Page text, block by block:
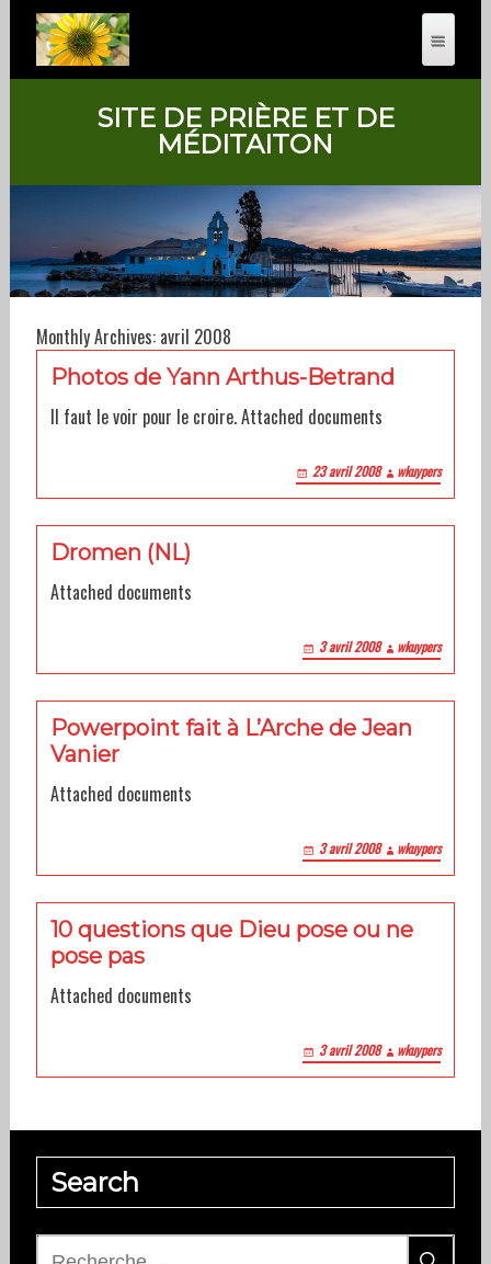
SITE DE PRIÈRE ET DE
MÉDITAITON
Monthly Archives: avril 2008
Photos de Yann Arthus-Betrand
Il faut le voir pour le croire. Attached documents
23 avril 2008 wkuypers
Dromen (NL)
Attached documents
3 avril 2008 wkuypers
Powerpoint fait à L’Arche de Jean
Vanier
Attached documents
3 avril 2008 wkuypers
10 questions que Dieu pose ou ne
pose pas
Attached documents
3 avril 2008 wkuypers
Search
Rechercher :